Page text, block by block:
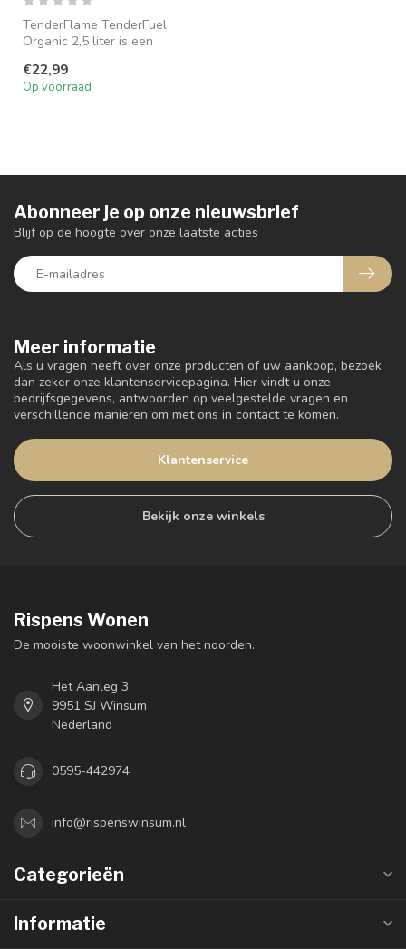
TenderFlame TenderFuel
Organic 2,5 liter is een
br...
€22,99
Op voorraad
Meer informatie
Als u vragen heeft over onze producten of uw aankoop, bezoek
dan zeker onze klantenservicepagina. Hier vindt u onze
bedrijfsgegevens, antwoorden op veelgestelde vragen en
verschillende manieren om met ons in contact te komen.
Klantenservice
Bekijk onze winkels
Abonneer je op onze nieuwsbrief
Blijf op de hoogte over onze laatste acties
Rispens Wonen
De mooiste woonwinkel van het noorden.
Het Aanleg 3
9951 SJ Winsum
Nederland
0595-442974
info@rispenswinsum.nl
Categorieën
Informatie